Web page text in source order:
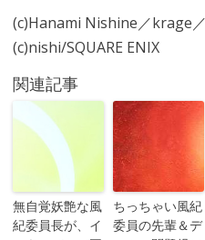
(c)Hanami Nishine／krage
(c)nishi/SQUARE ENIX
関連記事
無自覚妖艶な風
紀委員長が、イ
ちっちゃい風紀
委員の先輩＆デ